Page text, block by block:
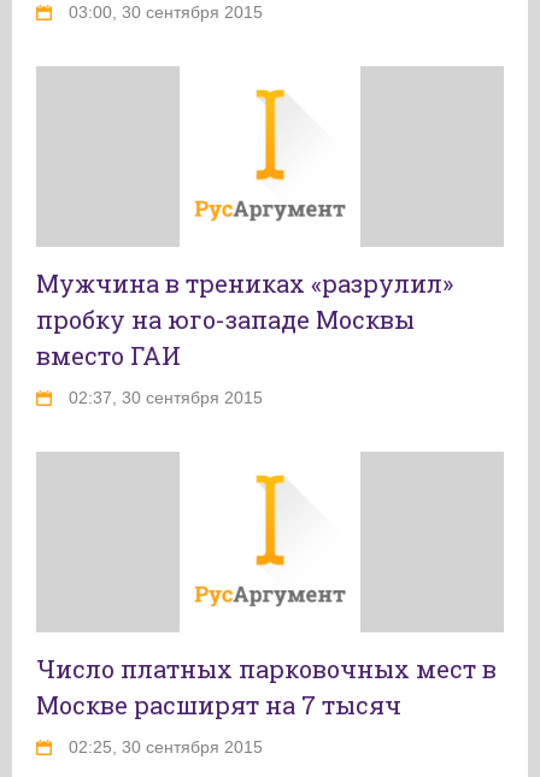
03:00, 30 сентября 2015
Мужчина в трениках «разрулил»
пробку на юго-западе Москвы
вместо ГАИ
02:37, 30 сентября 2015
Число платных парковочных мест в
Москве расширят на 7 тысяч
02:25, 30 сентября 2015